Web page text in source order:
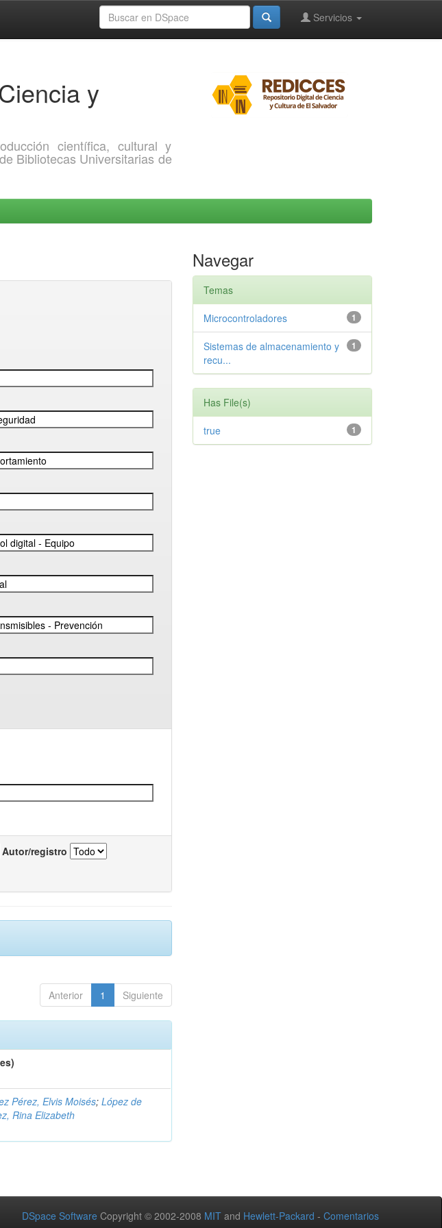
Servicios
y
científica, cultural y
Bibliotecas Universitarias de
Autor/registro
Anterior 1 Siguiente
Pérez, Elvis Moisés;López de
Rina Elizabeth
Navegar
Temas
1
Microcontroladores
1
Sistemas de almacenamiento y
recu...
Has File(s)
1
true
DSpace Software Copyright © 2002-2008 MIT and Hewlett-Packard - Comentarios